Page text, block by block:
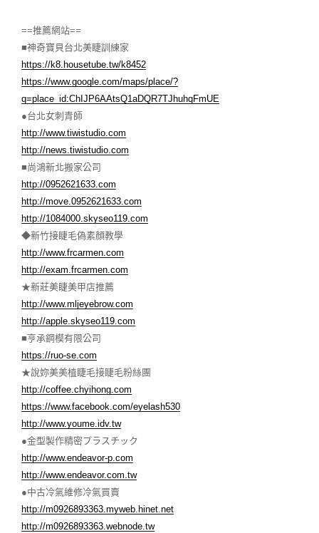
==推薦網站==
■神奇寶貝台北美睫訓練家
https://k8.housetube.tw/k8452
https://www.google.com/maps/place/?
q=place_id:ChIJP6AAtsQ1aDQR7TJhuhqFmUE
●台北女刺青師
http://www.tiwistudio.com
http://news.tiwistudio.com
■尚鴻新北搬家公司
http://0952621633.com
http://move.0952621633.com
http://1084000.skyseo119.com
◆新竹接睫毛偽素顏教學
http://www.frcarmen.com
http://exam.frcarmen.com
★新莊美睫美甲店推薦
http://www.mljeyebrow.com
http://apple.skyseo119.com
■亨承鋼模有限公司
https://ruo-se.com
★說妳美美植睫毛接睫毛粉絲團
http://coffee.chyihong.com
https://www.facebook.com/eyelash530
http://www.youme.idv.tw
●金型製作精密プラスチック
http://www.endeavor-p.com
http://www.endeavor.com.tw
●中古冷氣維修冷氣買賣
http://m0926893363.myweb.hinet.net
http://m0926893363.webnode.tw